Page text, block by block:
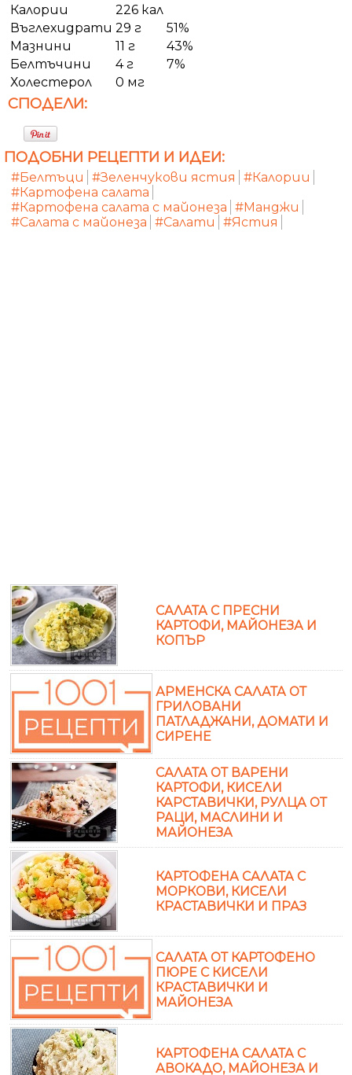
Калории
226 кал
Въглехидрати 29 г
51%
Мазнини
11 г
43%
Белтъчини
4 г
7%
Холестерол
0 мг
СПОДЕЛИ:
ПОДОБНИ РЕЦЕПТИ И ИДЕИ:
#Белтъци #Зеленчукови ястия
#Калории
#Картофена салата
#Картофена салата с майонеза #Манджи
#Салата с майонеза #Салати #Ястия
САЛАТА С ПРЕСНИ
КАРТОФИ, МАЙОНЕЗА И
КОПЪР
АРМЕНСКА САЛАТА ОТ
ГРИЛОВАНИ
ПАТЛАДЖАНИ, ДОМАТИ И
СИРЕНЕ
САЛАТА ОТ ВАРЕНИ
КАРТОФИ, КИСЕЛИ
КАРСТАВИЧКИ, РУЛЦА ОТ
РАЦИ, МАСЛИНИ И
МАЙОНЕЗА
КАРТОФЕНА САЛАТА С
МОРКОВИ, КИСЕЛИ
КРАСТАВИЧКИ И ПРАЗ
САЛАТА ОТ КАРТОФЕНО
ПЮРЕ С КИСЕЛИ
КРАСТАВИЧКИ И
МАЙОНЕЗА
КАРТОФЕНА САЛАТА С
АВОКАДО, МАЙОНЕЗА И